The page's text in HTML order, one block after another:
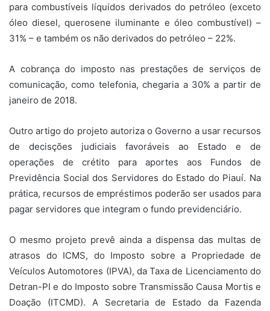
para combustíveis líquidos derivados do petróleo (exceto
óleo diesel, querosene iluminante e óleo combustível) –
31% – e também os não derivados do petróleo – 22%.
A cobrança do imposto nas prestações de serviços de
comunicação, como telefonia, chegaria a 30% a partir de
janeiro de 2018.
Outro artigo do projeto autoriza o Governo a usar recursos
de decisções judiciais favoráveis ao Estado e de
operações de crétito para aportes aos Fundos de
Previdência Social dos Servidores do Estado do Piauí. Na
prática, recursos de empréstimos poderão ser usados para
pagar servidores que integram o fundo previdenciário.
O mesmo projeto prevê ainda a dispensa das multas de
atrasos do ICMS, do Imposto sobre a Propriedade de
Veículos Automotores (IPVA), da Taxa de Licenciamento do
Detran-PI e do Imposto sobre Transmissão Causa Mortis e
Doação (ITCMD). A Secretaria de Estado da Fazenda